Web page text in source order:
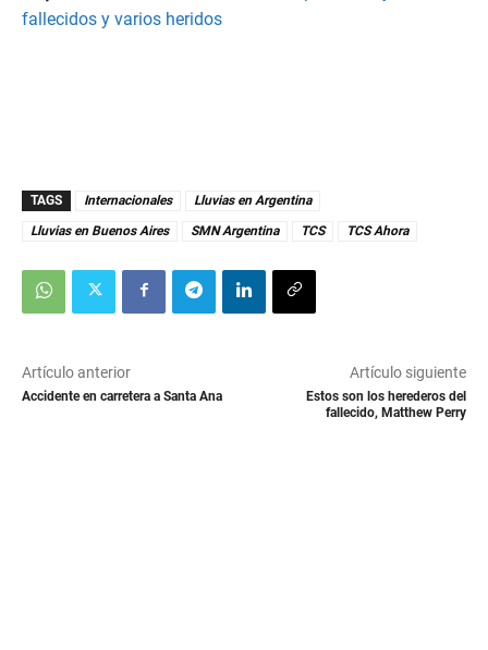
fallecidos y varios heridos
TAGS Internacionales
Lluvias en Argentina
Lluvias en Buenos Aires
SMN Argentina TCS TCS Ahora
Artículo anterior
Accidente en carretera a Santa Ana
Artículo siguiente
Estos son los herederos del
fallecido, Matthew Perry